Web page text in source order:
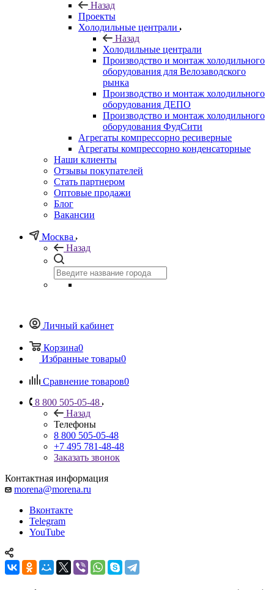
Назад
Проекты
Холодильные централи
Назад
Холодильные централи
Производство и монтаж холодильного
оборудования для Велозаводского
рынка
Производство и монтаж холодильного
оборудования ДЕПО
Производство и монтаж холодильного
оборудования ФудСити
Агрегаты компрессорно ресиверные
Агрегаты компрессорно конденсаторные
Наши клиенты
Отзывы покупателей
Стать партнером
Оптовые продажи
Блог
Вакансии
Москва
Назад
Личный кабинет
Корзина0
Избранные товары0
Сравнение товаров0
8 800 505-05-48
Назад
Телефоны
8 800 505-05-48
+7 495 781-48-48
Заказать звонок
Контактная информация
morena@morena.ru
Вконтакте
Telegram
YouTube